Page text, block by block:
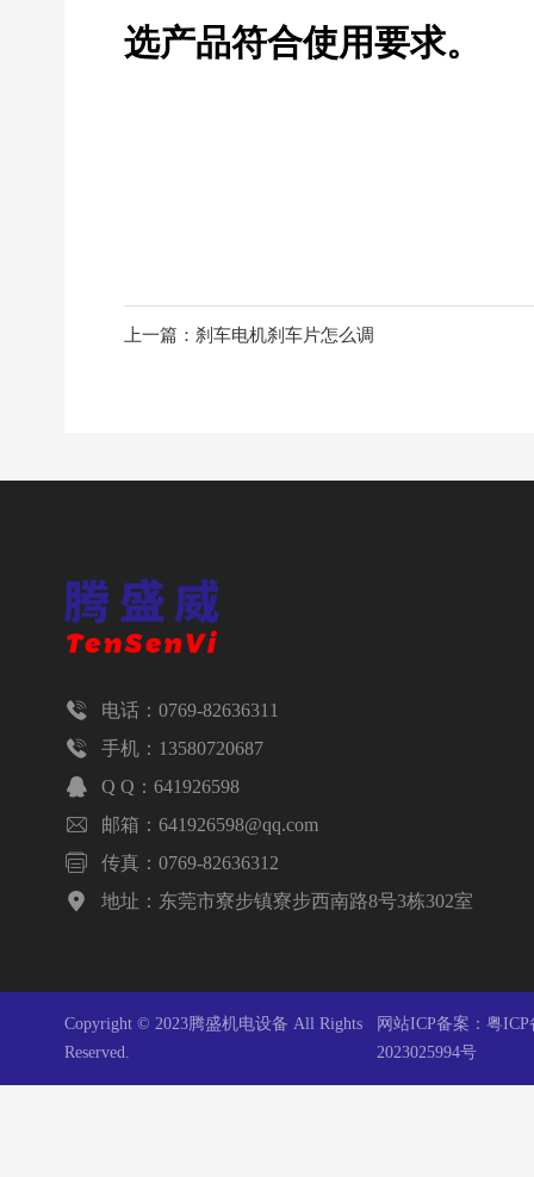
选产品符合使用要求。
上一篇：刹车电机刹车片怎么调
 电话：0769-82636311
 手机：13580720687
 Q Q：641926598
 邮箱：641926598@qq.com
 传真：0769-82636312
 地址：东莞市寮步镇寮步西南路8号3栋302室
Copyright © 2023腾盛机电设备 All Rights
Reserved.
网站ICP备案： 粤ICP
2023025994号